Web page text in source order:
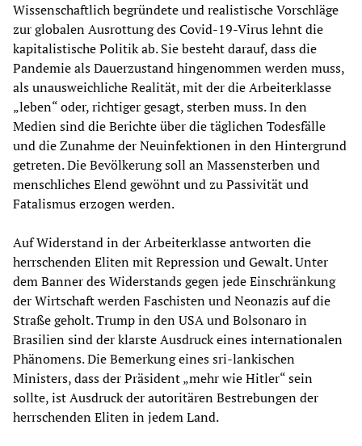
Wissenschaftlich begründete und realistische Vorschläge
zur globalen Ausrottung des Covid-19-Virus lehnt die
kapitalistische Politik ab. Sie besteht darauf, dass die
Pandemie als Dauerzustand hingenommen werden muss,
als unausweichliche Realität, mit der die Arbeiterklasse
„leben“ oder, richtiger gesagt, sterben muss. In den
Medien sind die Berichte über die täglichen Todesfälle
und die Zunahme der Neuinfektionen in den Hintergrund
getreten. Die Bevölkerung soll an Massensterben und
menschliches Elend gewöhnt und zu Passivität und
Fatalismus erzogen werden.
Auf Widerstand in der Arbeiterklasse antworten die
herrschenden Eliten mit Repression und Gewalt. Unter
dem Banner des Widerstands gegen jede Einschränkung
der Wirtschaft werden Faschisten und Neonazis auf die
Straße geholt. Trump in den USA und Bolsonaro in
Brasilien sind der klarste Ausdruck eines internationalen
Phänomens. Die Bemerkung eines sri-lankischen
Ministers, dass der Präsident „mehr wie Hitler“ sein
sollte, ist Ausdruck der autoritären Bestrebungen der
herrschenden Eliten in jedem Land.